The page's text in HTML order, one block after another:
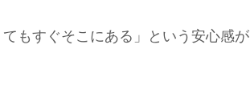
もすぐそこにある」という安心感